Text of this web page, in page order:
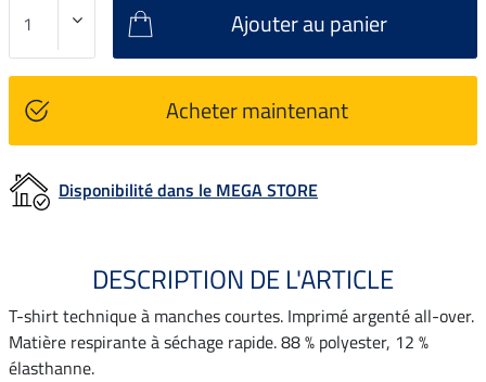
Ajouter au panier
Acheter maintenant
Disponibilité dans le MEGA STORE
DESCRIPTION DE L'ARTICLE
T-shirt technique à manches courtes. Imprimé argenté all-over.
Matière respirante à séchage rapide. 88 % polyester, 12 %
élasthanne.